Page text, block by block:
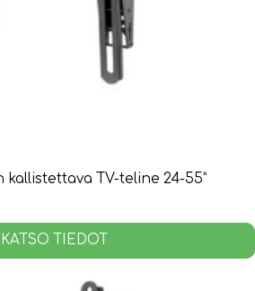
TV-teline 24-55”
KATSO TIEDOT